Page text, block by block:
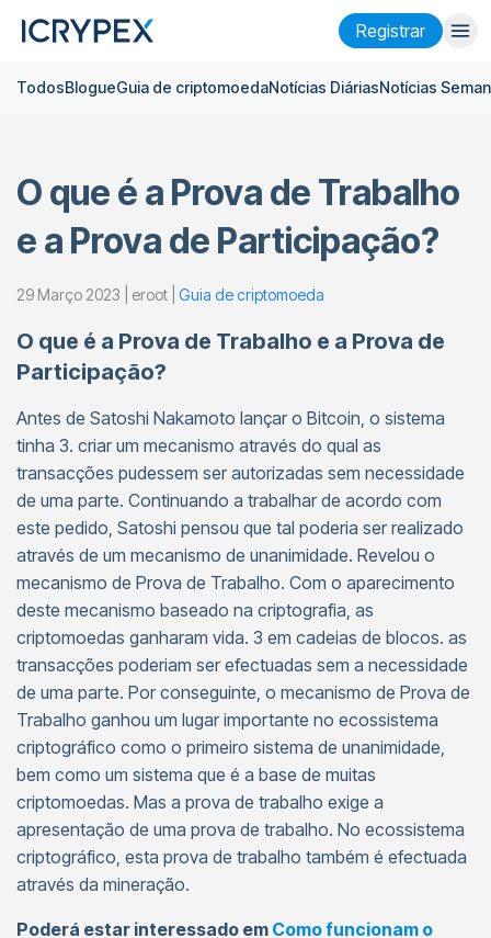
Registrar
Entrar Registrar
Empresa
Pesquisar
Ajuda
Futurosx50
Language Português
Tema
TodosBlogueGuia de criptomoedaNotícias DiáriasNotícias
O que é a Prova de Trabalho
e a Prova de Participação?
29 Março 2023 | eroot | Guia de criptomoeda
O que é a Prova de Trabalho e a Prova de
Participação?
Antes de Satoshi Nakamoto lançar o Bitcoin, o sistema
tinha 3. criar um mecanismo através do qual as
transacções pudessem ser autorizadas sem necessidade
de uma parte. Continuando a trabalhar de acordo com
este pedido, Satoshi pensou que tal poderia ser realizado
através de um mecanismo de unanimidade. Revelou o
mecanismo de Prova de Trabalho. Com o aparecimento
deste mecanismo baseado na criptografia, as
criptomoedas ganharam vida. 3 em cadeias de blocos. as
transacções poderiam ser efectuadas sem a necessidade
de uma parte. Por conseguinte, o mecanismo de Prova de
Trabalho ganhou um lugar importante no ecossistema
criptográfico como o primeiro sistema de unanimidade,
bem como um sistema que é a base de muitas
criptomoedas. Mas a prova de trabalho exige a
apresentação de uma prova de trabalho. No ecossistema
criptográfico, esta prova de trabalho também é efectuada
através da mineração.
Poderá estar interessado em Como funcionam o